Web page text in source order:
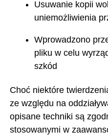
Usuwanie kopii
uniemożliwienia
Wprowadzono
pliku w celu
szkód
Choć niektóre
ze względu na
opisane techniki są
stosowanymi w